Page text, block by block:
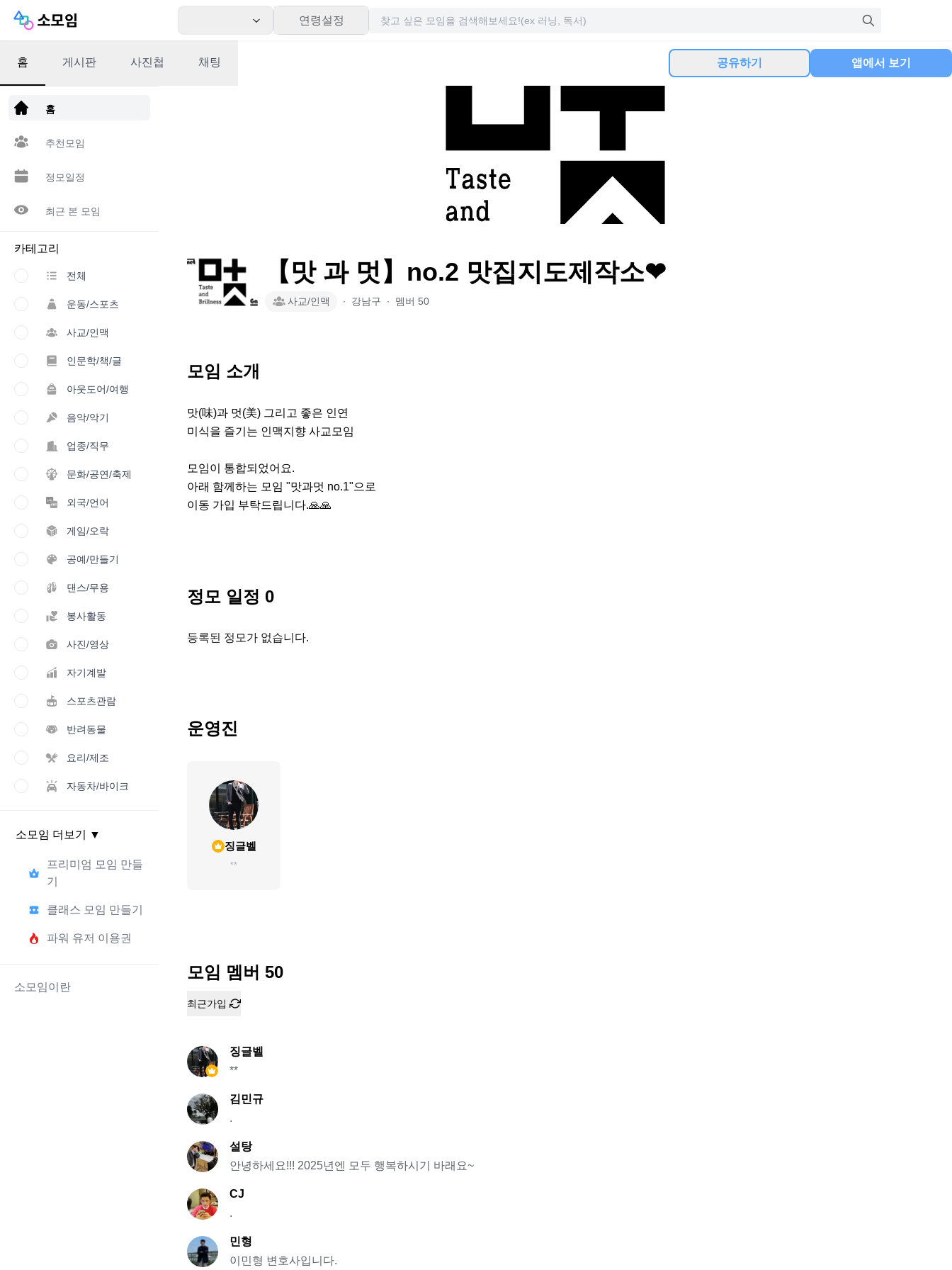
연령설정
앱 다운로드
홈
추천모임
정모일정
최근 본 모임
카테고리
전체
운동/스포츠
사교/인맥
인문학/책/글
아웃도어/여행
음악/악기
업종/직무
문화/공연/축제
외국/언어
게임/오락
공예/만들기
댄스/무용
봉사활동
사진/영상
자기계발
스포츠관람
반려동물
요리/제조
자동차/바이크
소모임 더보기 ▼
프리미엄 모임 만들
기
클래스 모임 만들기
파워 유저 이용권
소모임이란
홈 게시판 사진첩 채팅 공유하기 앱에서 보기
【맛 과 멋】no.2 맛집지도제작소❤
사교/인맥 ∙ 강남구 ∙ 멤버 50
모임 소개
맛(味)과 멋(美) 그리고 좋은 인연
미식을 즐기는 인맥지향 사교모임
모임이 통합되었어요.
아래 함께하는 모임 "맛과멋 no.1"으로
이동 가입 부탁드립니다.🙏🙏
정모 일정 0
등록된 정모가 없습니다.
운영진
징글벨
**
모임 멤버 50
최근가입
징글벨
**
김민규
.
설탕
안녕하세요!!! 2025년엔 모두 행복하시기 바래요~
CJ
.
민형
이민형 변호사입니다.